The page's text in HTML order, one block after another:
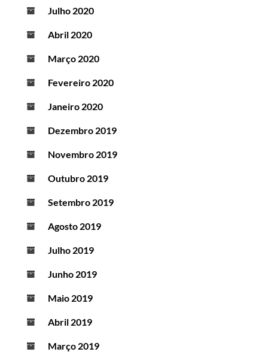
Julho 2020
Abril 2020
Março 2020
Fevereiro 2020
Janeiro 2020
Dezembro 2019
Novembro 2019
Outubro 2019
Setembro 2019
Agosto 2019
Julho 2019
Junho 2019
Maio 2019
Abril 2019
Março 2019